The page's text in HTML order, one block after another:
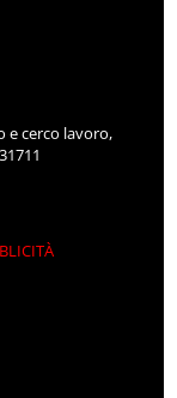
e cerco lavoro,